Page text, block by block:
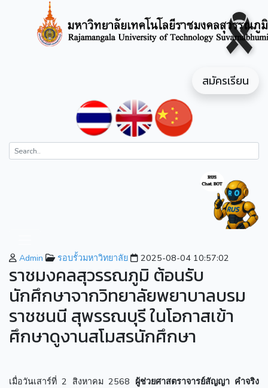
สมัครเรียน
Admin รอบรั้วมหาวิทยาลัย 2025-08-04 10:57:02
ราชมงคลสุวรรณภูมิ ต้อนรับ
นักศึกษาจากวิทยาลัยพยาบาลบรม
ราชชนนี สุพรรณบุรี ในโอกาสเข้า
ศึกษาดูงานสโมสรนักศึกษา
เมื่อวันเสาร์ที่ 2 สิงหาคม 2568 ผู้ช่วยศาสตราจารย์สัญญา คำจริง